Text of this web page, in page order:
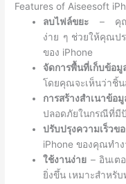
Features of Aiseesoft
ลบไฟล์ขยะ – คุณส
ง่าย ๆ ช่วยให้คุณป
ของ iPhone
จัดการพื้นที่เก็บข้อมู
โดยคุณจะเห็นว่าชิ้
การสร้างสำเนาข้อมู
ปลอดภัยในกรณีที่มี
ปรับปรุงความเร็วข
iPhone ของคุณทำ
ใช้งานง่าย – อินเต
ยิ่งขึ้น เหมาะสำหรั